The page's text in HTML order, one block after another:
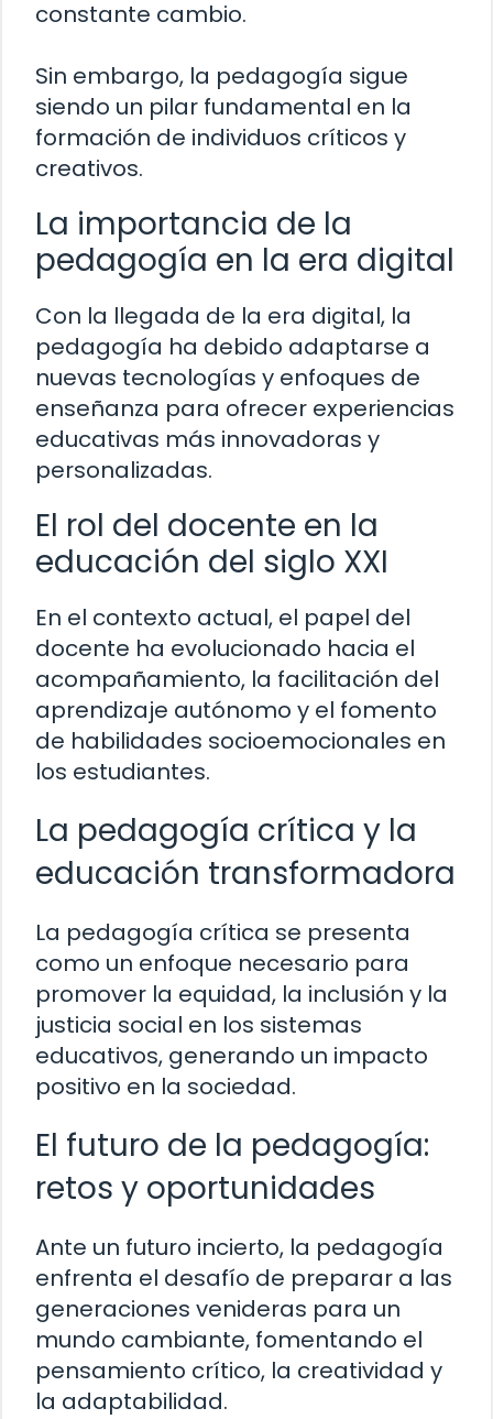
constante cambio.
Sin embargo, la pedagogía sigue
siendo un pilar fundamental en la
formación de individuos críticos y
creativos.
La importancia de la
pedagogía en la era digital
Con la llegada de la era digital, la
pedagogía ha debido adaptarse a
nuevas tecnologías y enfoques de
enseñanza para ofrecer experiencias
educativas más innovadoras y
personalizadas.
El rol del docente en la
educación del siglo XXI
En el contexto actual, el papel del
docente ha evolucionado hacia el
acompañamiento, la facilitación del
aprendizaje autónomo y el fomento
de habilidades socioemocionales en
los estudiantes.
La pedagogía crítica y la
educación transformadora
La pedagogía crítica se presenta
como un enfoque necesario para
promover la equidad, la inclusión y la
justicia social en los sistemas
educativos, generando un impacto
positivo en la sociedad.
El futuro de la pedagogía:
retos y oportunidades
Ante un futuro incierto, la pedagogía
enfrenta el desafío de preparar a las
generaciones venideras para un
mundo cambiante, fomentando el
pensamiento crítico, la creatividad y
la adaptabilidad.